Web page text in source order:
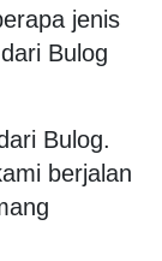
jenis
Bulog
Bulog.
berjalan